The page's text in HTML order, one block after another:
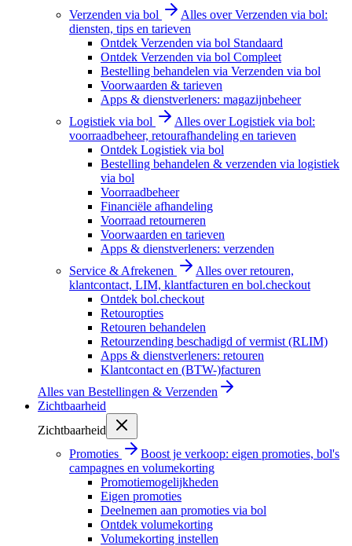
Verzenden via bol
Alles over Verzenden via bol:
diensten, tips en tarieven
Ontdek Verzenden via bol Standaard
Ontdek Verzenden via bol Compleet
Bestelling behandelen via Verzenden via bol
Voorwaarden & tarieven
Apps & dienstverleners: magazijnbeheer
Logistiek via bol
Alles over Logistiek via bol:
voorraadbeheer, retourafhandeling en tarieven
Ontdek Logistiek via bol
Bestelling behandelen & verzenden via logistiek
via bol
Voorraadbeheer
Financiële afhandeling
Voorraad retourneren
Voorwaarden en tarieven
Apps & dienstverleners: verzenden
Service & Afrekenen
Alles over retouren,
klantcontact, LIM, klantfacturen en bol.checkout
Ontdek bol.checkout
Retouropties
Retouren behandelen
Retourzending beschadigd of vermist (RLIM)
Apps & dienstverleners: retouren
Klantcontact en (BTW-)facturen
Alles van Bestellingen & Verzenden
Zichtbaarheid
Zichtbaarheid
Promoties
Boost je verkoop: eigen promoties, bol's
campagnes en volumekorting
Promotiemogelijkheden
Eigen promoties
Deelnemen aan promoties via bol
Ontdek volumekorting
Volumekorting instellen